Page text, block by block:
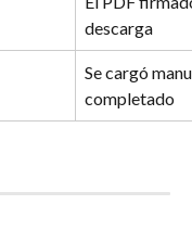
descarga
Se cargó
completado